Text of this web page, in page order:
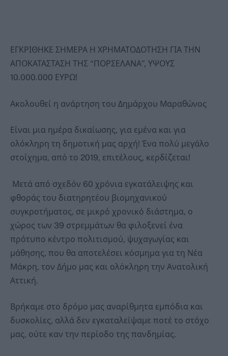
ΕΓΚΡΙΘΗΚΕ ΣΗΜΕΡΑ Η ΧΡΗΜΑΤΟΔΟΤΗΣΗ ΓΙΑ ΤΗΝ
ΑΠΟΚΑΤΑΣΤΑΣΗ ΤΗΣ “ΠΟΡΣΕΛΑΝΑ”, ΥΨΟΥΣ
10.000.000 ΕΥΡΩ!
Ακολουθεί η ανάρτηση του Δημάρχου Μαραθώνος
Είναι μια ημέρα δικαίωσης, για εμένα και για
ολόκληρη τη δημοτική μας αρχή! Ένα πολύ μεγάλο
στοίχημα, από το 2019, επιτέλους, κερδίζεται!
Μετά από σχεδόν 60 χρόνια εγκατάλειψης και
φθοράς του διατηρητέου βιομηχανικού
συγκροτήματος, σε μικρό χρονικό διάστημα, ο
χώρος των 39 στρεμμάτων θα φιλοξενεί ένα
πρότυπο κέντρο πολιτισμού, ψυχαγωγίας και
μάθησης, που θα αποτελέσει κόσμημα για τη Νέα
Μάκρη, τον Δήμο μας και ολόκληρη την Ανατολική
Αττική.
Βρήκαμε στο δρόμο μας αναρίθμητα εμπόδια και
δυσκολίες, αλλά δεν εγκαταλείψαμε ποτέ το στόχο
μας, ούτε καν την περίοδο της πανδημίας.